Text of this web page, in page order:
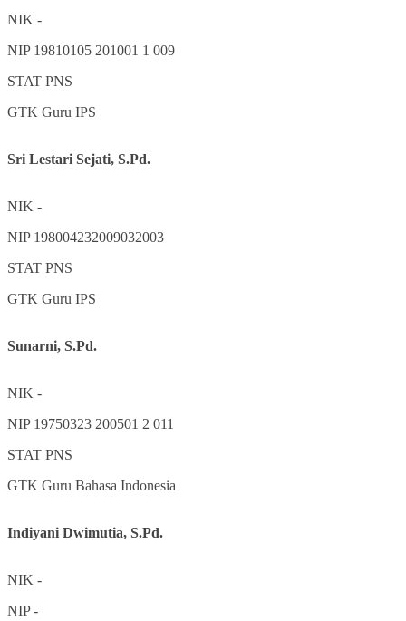
NIK -
NIP 19810105 201001 1 009
STAT PNS
GTK Guru IPS
Sri Lestari Sejati, S.Pd.
NIK -
NIP 198004232009032003
STAT PNS
GTK Guru IPS
Sunarni, S.Pd.
NIK -
NIP 19750323 200501 2 011
STAT PNS
GTK Guru Bahasa Indonesia
Indiyani Dwimutia, S.Pd.
NIK -
NIP-